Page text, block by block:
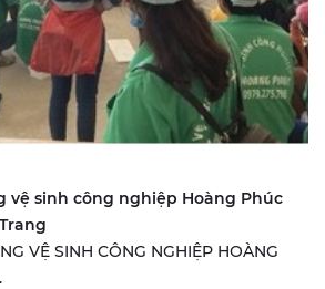
vệ sinh công nghiệp Hoàng Phúc
VỆ SINH CÔNG NGHIỆP HOÀNG